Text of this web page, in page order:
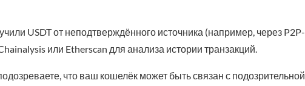
USDT от неподтверждённого источника (например, через P2P-
или Etherscan для анализа истории транзакций.
что ваш кошелёк может быть связан с подозрительной